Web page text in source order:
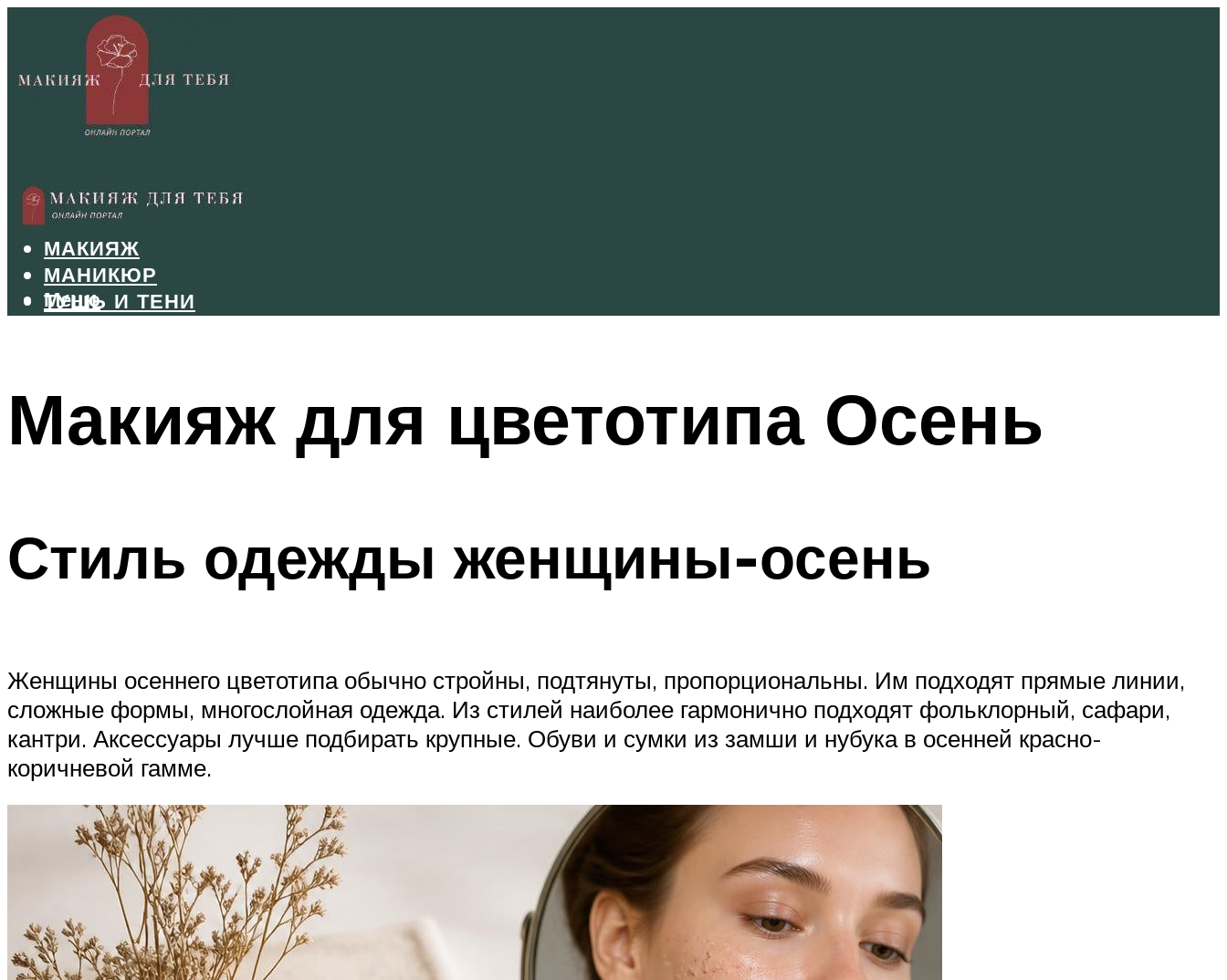
БРОВИ
ВОЛОСЫ
МАКИЯЖ
МАНИКЮР
ТУШЬ И ТЕНИ
Меню
Макияж для цветотипа Осень
Стиль одежды женщины-осень
Женщины осеннего цветотипа обычно стройны, подтянуты, пропорциональны. Им подходят прямые линии,
сложные формы, многослойная одежда. Из стилей наиболее гармонично подходят фольклорный, сафари,
кантри. Аксессуары лучше подбирать крупные. Обуви и сумки из замши и нубука в осенней красно-
коричневой гамме.